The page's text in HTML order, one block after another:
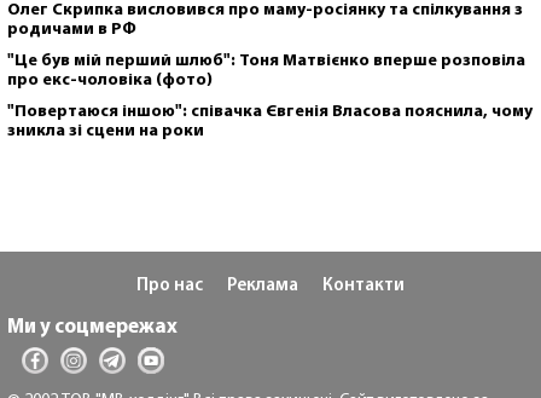
Олег Скрипка висловився про маму-росіянку та спілкування з
родичами в РФ
"Це був мій перший шлюб": Тоня Матвієнко вперше розповіла
про екс-чоловіка (фото)
"Повертаюся іншою": співачка Євгенія Власова пояснила, чому
зникла зі сцени на роки
Про нас Реклама Контакти
Ми у соцмережах